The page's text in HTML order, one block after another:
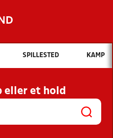
Hvad vil du søge efter?
INDHOLD OG NYHEDER
KLUBBER OG
SPILLESTED KAMP
eller et hold